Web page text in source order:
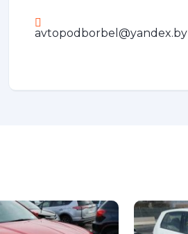
avtopodborbel@yandex.by